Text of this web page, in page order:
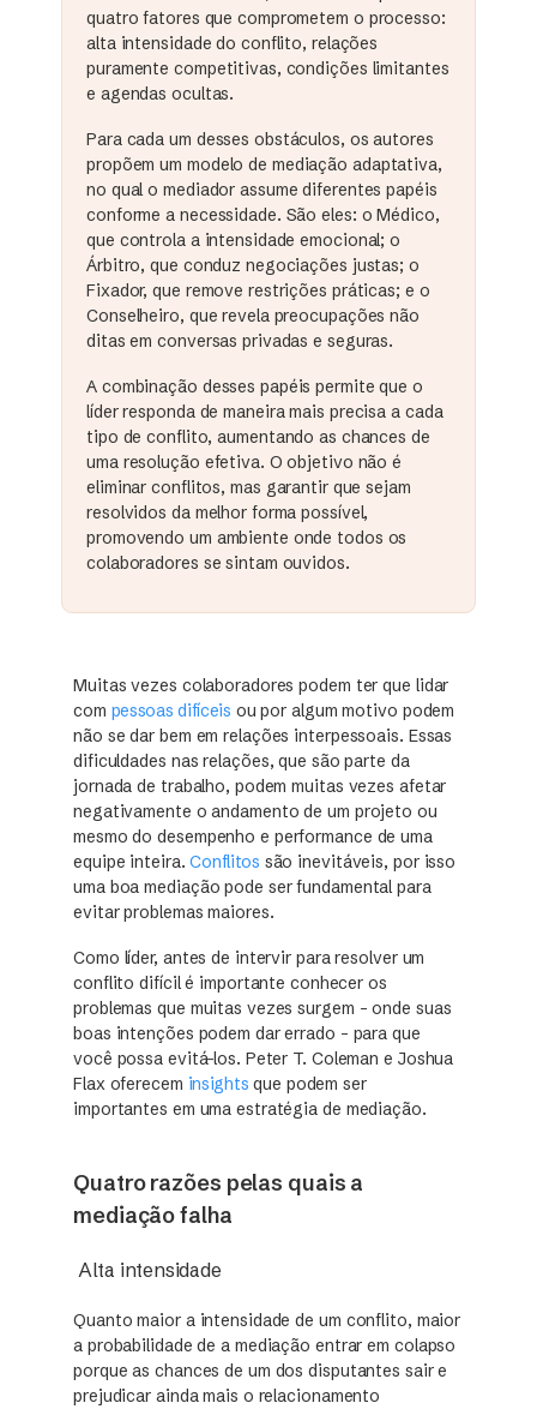
quatro fatores que comprometem o processo:
alta intensidade do conflito, relações
puramente competitivas, condições limitantes
e agendas ocultas.
Para cada um desses obstáculos, os autores
propõem um modelo de mediação adaptativa,
no qual o mediador assume diferentes papéis
conforme a necessidade. São eles: o Médico,
que controla a intensidade emocional; o
Árbitro, que conduz negociações justas; o
Fixador, que remove restrições práticas; e o
Conselheiro, que revela preocupações não
ditas em conversas privadas e seguras.
A combinação desses papéis permite que o
líder responda de maneira mais precisa a cada
tipo de conflito, aumentando as chances de
uma resolução efetiva. O objetivo não é
eliminar conflitos, mas garantir que sejam
resolvidos da melhor forma possível,
promovendo um ambiente onde todos os
colaboradores se sintam ouvidos.
Muitas vezes colaboradores podem ter que lidar
com pessoas difíceis ou por algum motivo podem
não se dar bem em relações interpessoais. Essas
dificuldades nas relações, que são parte da
jornada de trabalho, podem muitas vezes afetar
negativamente o andamento de um projeto ou
mesmo do desempenho e performance de uma
equipe inteira.Conflitos são inevitáveis, por isso
uma boa mediação pode ser fundamental para
evitar problemas maiores.
Como líder, antes de intervir para resolver um
conflito difícil é importante conhecer os
problemas que muitas vezes surgem – onde suas
boas intenções podem dar errado – para que
você possa evitá-los. Peter T. Coleman e Joshua
Flax oferecem insights que podem ser
importantes em uma estratégia de mediação.
Quatro razões pelas quais a
mediação falha
Alta intensidade
Quanto maior a intensidade de um conflito, maior
a probabilidade de a mediação entrar em colapso
porque as chances de um dos disputantes sair e
prejudicar ainda mais o relacionamento